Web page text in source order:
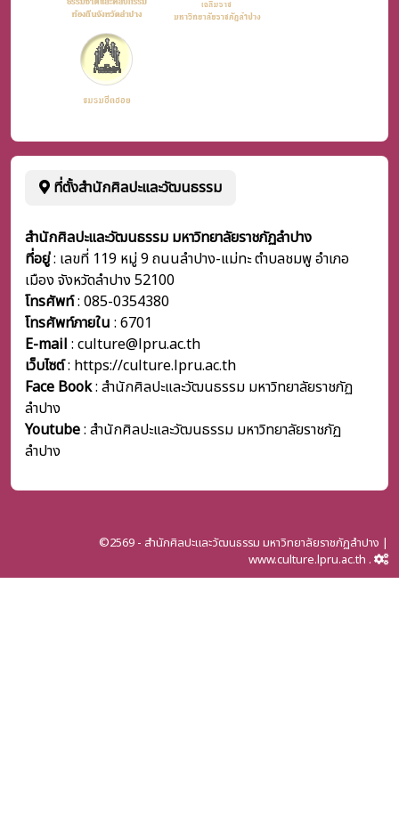
ที่ตั้งสำนักศิลปะและวัฒนธรรม
สำนักศิลปะและวัฒนธรรม มหาวิทยาลัยราชภัฏลำปาง
ที่อยู่: เลขที่ 119 หมู่ 9 ถนนลำปาง-แม่ทะ ตำบลชมพู อำเภอ
เมือง จังหวัดลำปาง 52100
โทรศัพท์: 085-0354380
โทรศัพท์ภายใน : 6701
E-mail : culture@lpru.ac.th
เว็บไซต์: https://culture.lpru.ac.th
Face Book: สำนักศิลปะและวัฒนธรรม มหาวิทยาลัยราชภัฏ
ลำปาง
Youtube: สำนักศิลปะและวัฒนธรรม มหาวิทยาลัยราชภัฏ
ลำปาง
©2569 - สำนักศิลปะและวัฒนธรรม มหาวิทยาลัยราชภัฏลำปาง |
www.culture.lpru.ac.th .